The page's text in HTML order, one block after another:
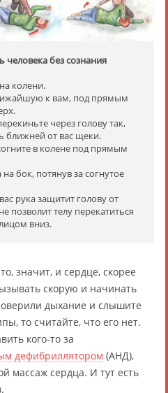
человека без сознания
колени.
к вам, под прямым
через голову так,
ближней от вас щеки.
в колене под прямым
бок, потянув за согнутое
рука защитит голову от
позволит телу перекатиться
вниз.
значит, и сердце, скорее
скорую и начинать
дыхание и слышите
то считайте, что его нет.
кого-то за
дефибриллятором (АНД),
массаж сердца. И тут есть